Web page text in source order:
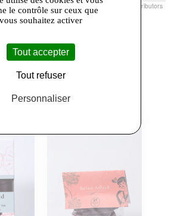
Openstreetmap France | ©OpenStreetMap contributors
aussi
le contrôle sur ceux que
vous souhaitez activer
Tout accepter
Tout refuser
Personnaliser